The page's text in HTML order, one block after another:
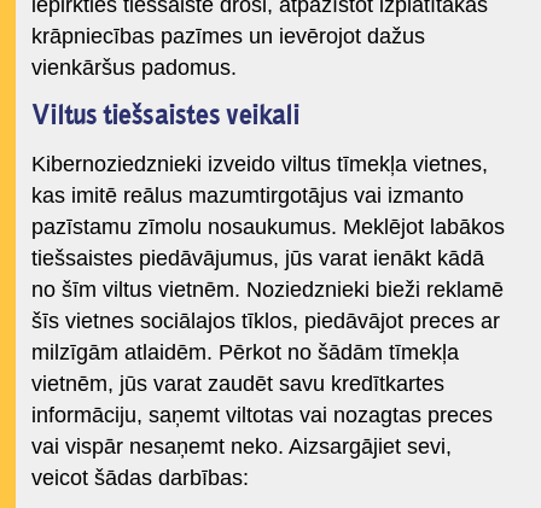
iepirkties tiešsaistē droši, atpazīstot izplatītākās
krāpniecības pazīmes un ievērojot dažus
vienkāršus padomus.
Viltus tiešsaistes veikali
Kibernoziedznieki izveido viltus tīmekļa vietnes,
kas imitē reālus mazumtirgotājus vai izmanto
pazīstamu zīmolu nosaukumus. Meklējot labākos
tiešsaistes piedāvājumus, jūs varat ienākt kādā
no šīm viltus vietnēm. Noziedznieki bieži reklamē
šīs vietnes sociālajos tīklos, piedāvājot preces ar
milzīgām atlaidēm. Pērkot no šādām tīmekļa
vietnēm, jūs varat zaudēt savu kredītkartes
informāciju, saņemt viltotas vai nozagtas preces
vai vispār nesaņemt neko. Aizsargājiet sevi,
veicot šādas darbības: